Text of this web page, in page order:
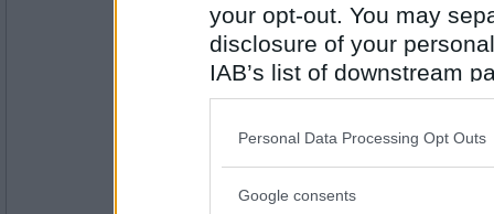
your opt-out. You may
disclosure of your
IAB’s list of downstream
also be disclosed by us
Downstream Participants
Please note that this
Personal Data Processing Opt Outs
Google consents
Antal inlägg:
1285
frippefrappe
Antal inlägg:
Majs